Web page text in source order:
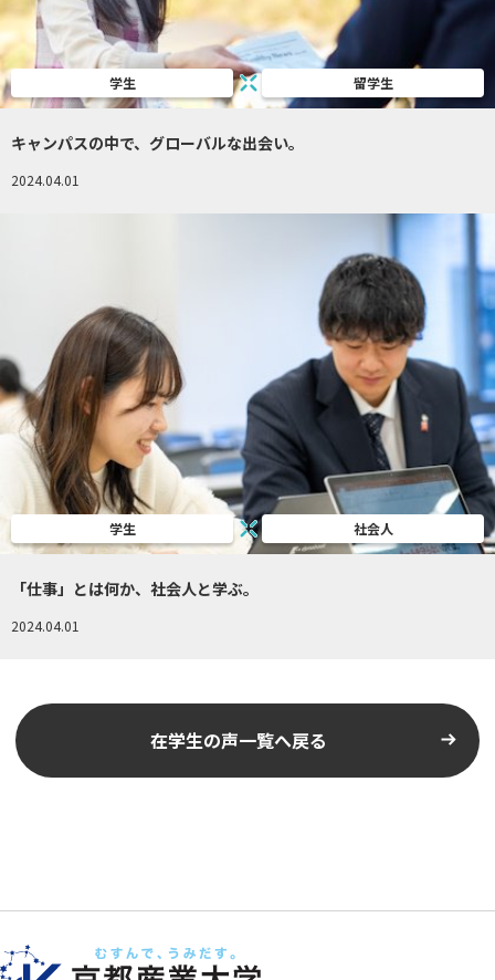
学生 留学生
キャンパスの中で、グローバルな出会い。
2024.04.01
学生 社会人
「仕事」とは何か、社会人と学ぶ。
2024.04.01
在学生の声一覧へ戻る